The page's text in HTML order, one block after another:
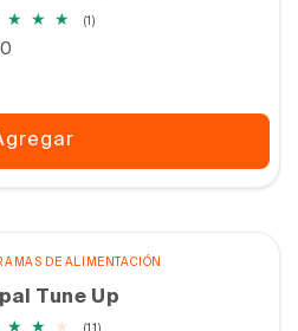
(1)1
DE ALIMENTACIÓN
Tune Up
(11)11